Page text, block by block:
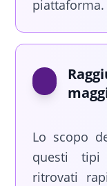
piattaforma.
Lo scopo
questi
ritrovati